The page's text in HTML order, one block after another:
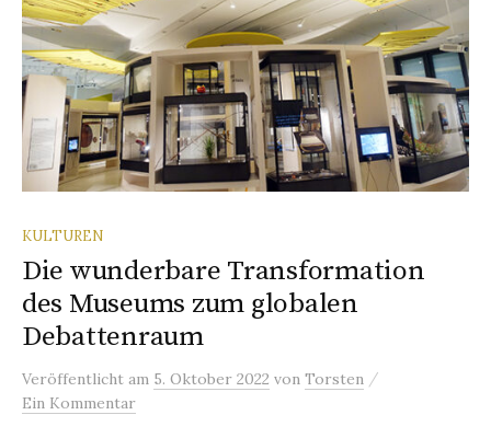
KULTUREN
Die wunderbare Transformation
des Museums zum globalen
Debattenraum
Veröffentlicht am 5. Oktober 2022 von Torsten /
Ein Kommentar